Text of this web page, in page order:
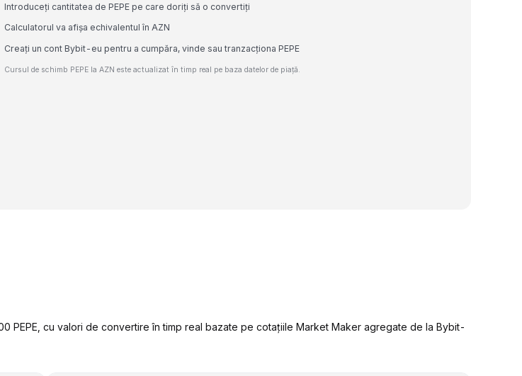
Introduceți cantitatea de PEPE pe care doriți să o convertiți
Calculatorul va afișa echivalentul în AZN
Creați un cont Bybit-eu pentru a cumpăra, vinde sau tranzacționa PEPE
Cursul de schimb PEPE la AZN este actualizat în timp real pe baza datelor de piață.
PEPE, cu valori de convertire în timp real bazate pe cotațiile Market Maker agregate de la Bybit-